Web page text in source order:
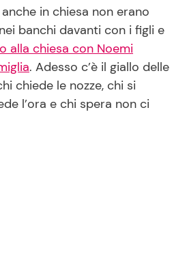
anche in chiesa non erano
banchi davanti con i figli e
alla chiesa con Noemi
. Adesso c’è il giallo delle
chiede le nozze, chi si
l’ora e chi spera non ci